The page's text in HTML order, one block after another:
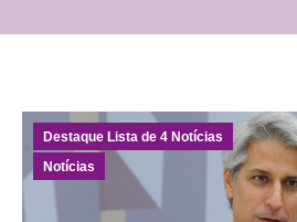
Destaque Lista de 4 Notícias
Notícias